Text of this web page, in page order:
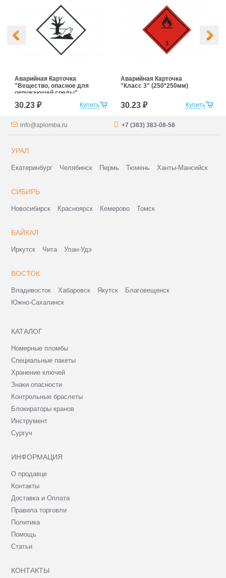
Купить
Аварийная Карточка
"Вещество, опасное для
окружающей среды"
(250*250мм)
30.23 ₽ Купить
Аварийная Карточка
"Класс 3" (250*250мм)
30.23 ₽
info@aplomba.ru +7 (383) 383-08-58
УРАЛ
Екатеринбург Челябинск Пермь Тюмень Ханты-Мансийск
СИБИРЬ
Новосибирск Красноярск Кемерово Томск
БАЙКАЛ
Иркутск Чита Улан-Удэ
ВОСТОК
Владивосток Хабаровск Якутск
Благовещенск
Южно-Сахалинск
КАТАЛОГ
Номерные пломбы
Специальные пакеты
Хранение ключей
Знаки опасности
Контрольные браслеты
Блокираторы кранов
Инструмент
Сургуч
ИНФОРМАЦИЯ
О продавце
Контакты
Доставка и Оплата
Правила торговли
Политика
Помощь
Статьи
КОНТАКТЫ